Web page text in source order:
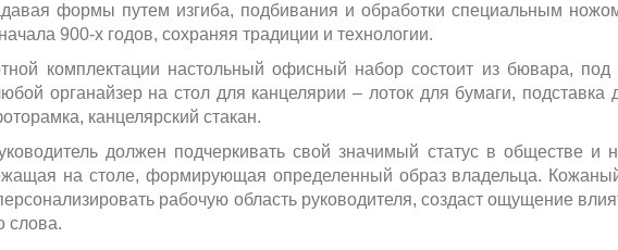
формы путем изгиба, подбивания и обработки специальным
900-х годов, сохраняя традиции и технологии.
комплектации настольный офисный набор состоит из бювара, под
органайзер на стол для канцелярии – лоток для бумаги, подставка
канцелярский стакан.
должен подчеркивать свой значимый статус в обществе и
на столе, формирующая определенный образ владельца.
рабочую область руководителя, создаст ощущение
слова.